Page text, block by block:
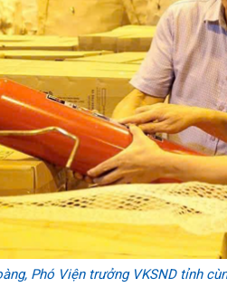
Phó Viện trưởng VKSND tỉnh